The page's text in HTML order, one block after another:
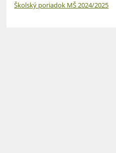
Školský poriadok MŠ 2024/2025